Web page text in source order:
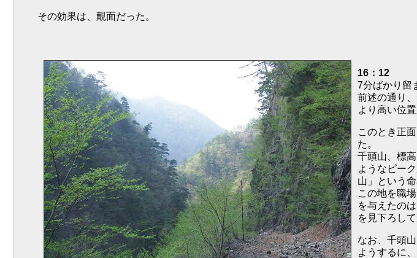
その効果は、覿面だった。
16：12
7分ばかり留
前述の通り
より高い位
このとき正
た。
千頭山、標
ようなピー
山」という
この地を職
を与えたの
を見下ろし
なお、千頭
ようするに